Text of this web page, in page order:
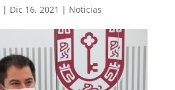
| Dic 16, 2021 | Noticias